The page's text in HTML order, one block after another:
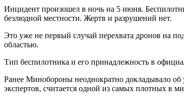
Инцидент произошел в ночь на 5 июня.
безлюдной местности. Жертв и разрушений нет.
Это уже не первый случай перехвата дронов на
областью.
Тип беспилотника и его принадлежность в
Ранее Минобороны неоднократно докладывало
экспертов, считается одной из самых плотных в